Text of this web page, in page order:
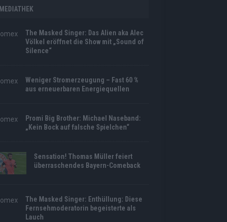
MEDIATHEK
The Masked Singer: Das Alien aka Alec
Völkel eröffnet die Show mit „Sound of
Silence“
Weniger Stromerzeugung – Fast 60 %
aus erneuerbaren Energiequellen
Promi Big Brother: Michael Naseband:
„Kein Bock auf falsche Spielchen“
Sensation! Thomas Müller feiert
überraschendes Bayern-Comeback
The Masked Singer: Enthüllung: Diese
Fernsehmoderatorin begeisterte als
Lauch